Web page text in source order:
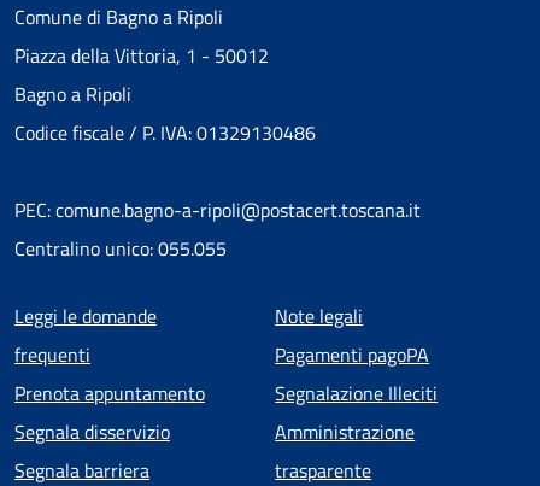
Comune di Bagno a Ripoli
Piazza della Vittoria, 1 - 50012
Bagno a Ripoli
Codice fiscale / P. IVA: 01329130486
PEC: comune.bagno-a-ripoli@postacert.toscana.it
Centralino unico: 055.055
Menu piè di pagina
Leggi le domande
frequenti
Prenota appuntamento
Segnala disservizio
Segnala barriera
Note legali
Pagamenti pagoPA
Segnalazione Illeciti
Amministrazione
trasparente